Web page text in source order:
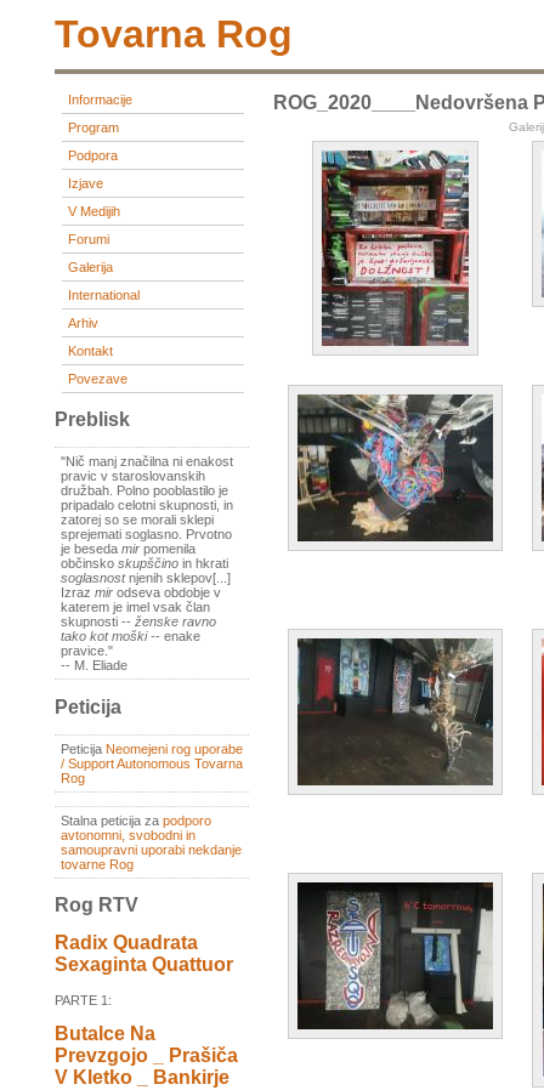
Tovarna Rog
Informacije
Program
Podpora
Izjave
V Medijih
Forumi
Galerija
International
Arhiv
Kontakt
Povezave
Preblisk
"Nič manj značilna ni enakost
pravic v staroslovanskih
družbah. Polno pooblastilo je
pripadalo celotni skupnosti, in
zatorej so se morali sklepi
sprejemati soglasno. Prvotno
je beseda mir pomenila
občinsko skupščino in hkrati
soglasnostnjenih sklepov[...]
Izraz mir odseva obdobje v
katerem je imel vsak član
skupnosti -- ženske ravno
tako kot moški-- enake
pravice."
-- M. Eliade
Peticija
Peticija Neomejeni rog uporabe
/ Support Autonomous Tovarna
Rog
Stalna peticija za podporo
avtonomni, svobodni in
samoupravni uporabi nekdanje
tovarne Rog
Rog RTV
Radix Quadrata
Sexaginta Quattuor
PARTE 1:
Butalce Na
Prevzgojo _ Prašiča
V Kletko _ Bankirje
ROG_2020____Nedovršena